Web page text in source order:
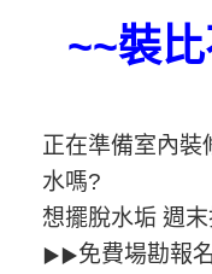
~~裝
正在準備室內裝
水嗎?
想擺脫水垢 週
▶▶免費場勘報名